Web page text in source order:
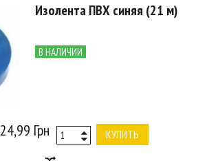
Изолента ПВХ синяя (21 м)
В НАЛИЧИИ
24,99 Грн КУПИТЬ